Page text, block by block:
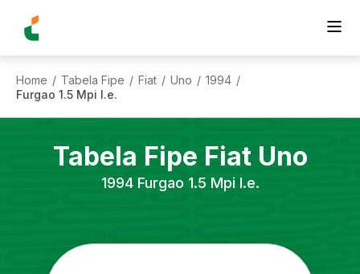
Home / Tabela Fipe / Fiat / Uno / 1994 /
Furgao 1.5 Mpi I.e.
Tabela Fipe Fiat Uno
1994 Furgao 1.5 Mpi I.e.